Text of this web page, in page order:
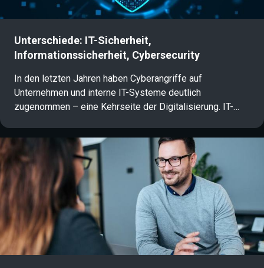
Unterschiede: IT-Sicherheit,
Informationssicherheit, Cybersecurity
In den letzten Jahren haben Cyberangriffe auf
Unternehmen und interne IT-Systeme deutlich
zugenommen – eine Kehrseite der Digitalisierung. IT-
gewinnen daher immer mehr an Bedeutung. Für Nicht-
Experten ist es jedoch oft schwierig, den Überblick über
die unterschiedlichen Begriffe zu behalten. Dieser Artikel
gibt eine kompakte Übersicht über die wichtigsten
Definitionen und Unterschiede.